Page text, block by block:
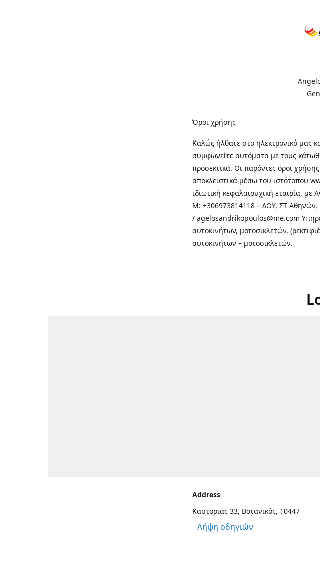
Όροι χρήσης
Καλώς ήλθατε στo ηλεκτρονικό μας
συμφωνείτε αυτόματα με τους
προσεκτικά. Οι παρόντες όροι
αποκλειστικά μέσω του
ιδιωτική κεφαλαιουχική εταιρία,
M: +306973814118 – ΔΟΥ, ΣΤ
/ agelosandrikopoulos@me.com
αυτοκινήτων, μοτοσικλετών,
αυτοκινήτων – μοτοσικλετών.
Address
Καστοριάς 33, Βοτανικός, 10447
Λήψη οδηγιών